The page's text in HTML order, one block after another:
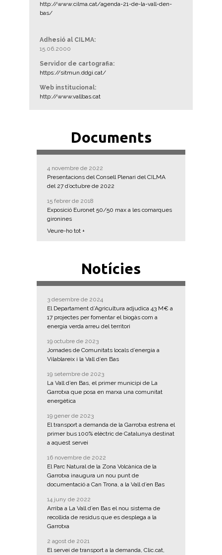
http://www.cilma.cat/agenda-21-de-la-vall-den-
bas/
Adhesió al CILMA:
15.06.2000
Servidor de cartografia:
https://sitmun.ddgi.cat/
Web institucional:
http://www.vallbas.cat
Documents
4 novembre de 2022
Presentacions del Consell Plenari del CILMA
del 27 d’octubre de 2022
15 febrer de 2018
Exposició Euronet 50/50 max a les comarques
gironines
Veure-ho tot +
Notícies
3 desembre de 2024
El Departament d’Agricultura adjudica 43 M€ a
17 projectes per fomentar el biogàs com a
energia verda arreu del territori
19 octubre de 2023
Jornades de Comunitats locals d’energia a
Vilablareix i la Vall d’en Bas
19 setembre de 2023
La Vall d’en Bas, el primer municipi de La
Garrotxa que posa en marxa una comunitat
energètica
19 gener de 2023
El transport a demanda de la Garrotxa estrena el
primer bus 100% elèctric de Catalunya destinat
a aquest servei
16 novembre de 2022
El Parc Natural de la Zona Volcànica de la
Garrotxa inaugura un nou punt de
documentació a Can Trona, a la Vall d’en Bas
14 juny de 2022
Arriba a La Vall d’en Bas el nou sistema de
recollida de residus que es desplega a la
Garrotxa
2 agost de 2021
El servei de transport a la demanda, Clic.cat,